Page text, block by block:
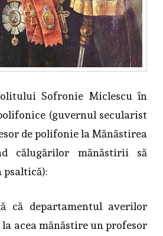
Sofronie Miclescu în
(guvernul secularist
de polifonie la Mănăstirea
călugărilor mănăstirii să
psaltică):
că departamentul averilor
acea mănăstire un profesor